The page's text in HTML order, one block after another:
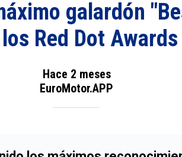
galardón
Red Dot Awards
Hace 2 meses
EuroMotor.APP